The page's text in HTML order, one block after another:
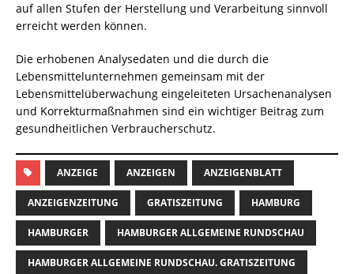
auf allen Stufen der Herstellung und Verarbeitung sinnvoll
erreicht werden können.
Die erhobenen Analysedaten und die durch die
Lebensmittelunternehmen gemeinsam mit der
Lebensmittelüberwachung eingeleiteten Ursachenanalysen
und Korrekturmaßnahmen sind ein wichtiger Beitrag zum
gesundheitlichen Verbraucherschutz.
ANZEIGE ANZEIGEN ANZEIGENBLATT
ANZEIGENZEITUNG GRATISZEITUNG HAMBURG
HAMBURGER HAMBURGER ALLGEMEINE RUNDSCHAU
HAMBURGER ALLGEMEINE RUNDSCHAU. GRATISZEITUNG